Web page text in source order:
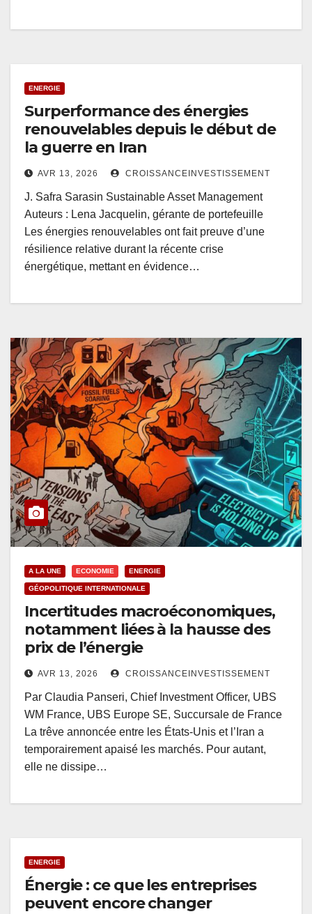
ENERGIE
Surperformance des énergies
renouvelables depuis le début de
la guerre en Iran
AVR 13, 2026 CROISSANCEINVESTISSEMENT
J. Safra Sarasin Sustainable Asset Management
Auteurs : Lena Jacquelin, gérante de portefeuille
Les énergies renouvelables ont fait preuve d’une
résilience relative durant la récente crise
énergétique, mettant en évidence…
A LA UNE ECONOMIE ENERGIE
GÉOPOLITIQUE INTERNATIONALE
Incertitudes macroéconomiques,
notamment liées à la hausse des
prix de l’énergie
AVR 13, 2026 CROISSANCEINVESTISSEMENT
Par Claudia Panseri, Chief Investment Officer, UBS
WM France, UBS Europe SE, Succursale de France
La trêve annoncée entre les États-Unis et l’Iran a
temporairement apaisé les marchés. Pour autant,
elle ne dissipe…
ENERGIE
Énergie : ce que les entreprises
peuvent encore changer